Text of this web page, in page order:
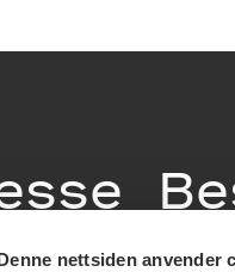
nettsiden anvender